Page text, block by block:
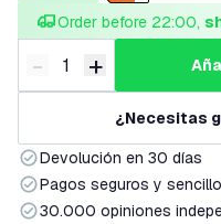
Order before 22:00,
Disminuir cantidad
- Aumentar
+
¿Necesitas
Devolución en 30 días
Pagos seguros y
30.000 opiniones